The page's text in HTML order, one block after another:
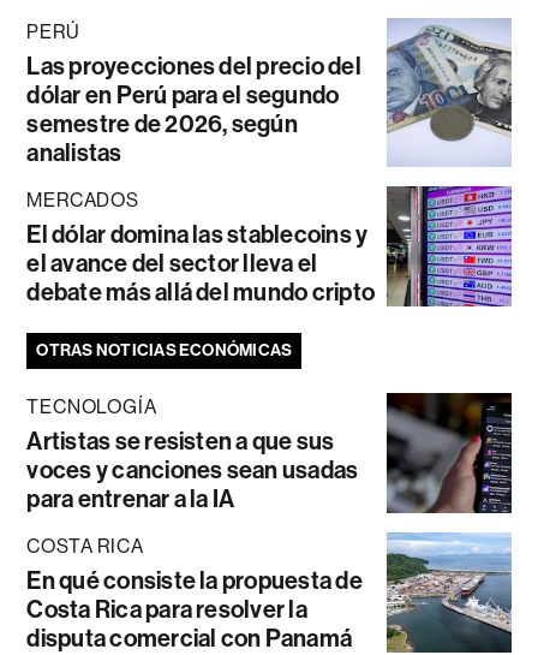
PERÚ
Las proyecciones del precio del
dólar en Perú para el segundo
semestre de 2026, según
analistas
MERCADOS
El dólar domina las stablecoins y
el avance del sector lleva el
debate más allá del mundo cripto
OTRAS NOTICIAS ECONÓMICAS
TECNOLOGÍA
Artistas se resisten a que sus
voces y canciones sean usadas
para entrenar a la IA
COSTA RICA
En qué consiste la propuesta de
Costa Rica para resolver la
disputa comercial con Panamá